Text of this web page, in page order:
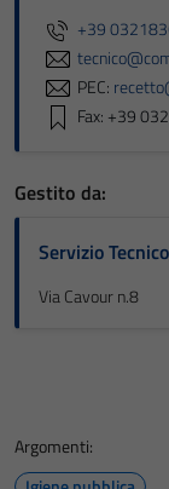
+39
PEC:
Fax: +39
Gestito da:
Servizio
Via Cavour n.8
Argomenti: